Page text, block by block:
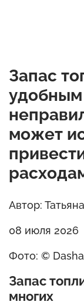
Запас
может
Автор:
08 июля 2026
Фото: ©
Запас
многих